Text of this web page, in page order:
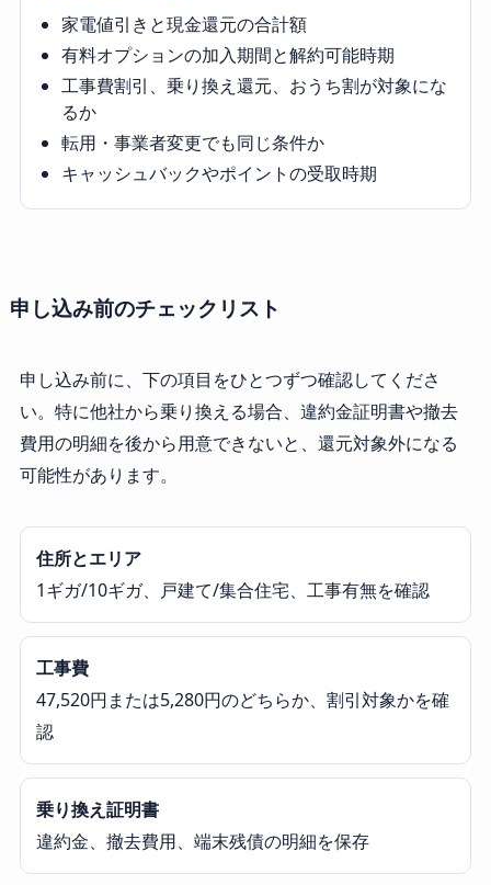
家電値引きと現金還元の合計額
有料オプションの加入期間と解約可能時期
工事費割引、乗り換え還元、おうち割が対象にな
るか
転用・事業者変更でも同じ条件か
キャッシュバックやポイントの受取時期
申し込み前のチェックリスト
申し込み前に、下の項目をひとつずつ確認してくださ
い。特に他社から乗り換える場合、違約金証明書や撤去
費用の明細を後から用意できないと、還元対象外になる
可能性があります。
住所とエリア
1ギガ/10ギガ、戸建て/集合住宅、工事有無を確認
工事費
47,520円または5,280円のどちらか、割引対象かを確
認
乗り換え証明書
違約金、撤去費用、端末残債の明細を保存